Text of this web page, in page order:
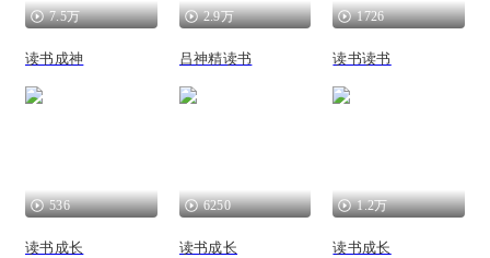
7.5万
读书成神
2.9万
吕神精读书
1726
读书读书
536
读书成长
6250
读书成长
1.2万
读书成长